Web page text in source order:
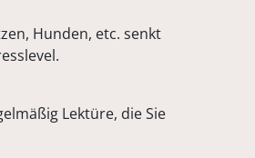
Hunden, etc. senkt
Lektüre, die Sie